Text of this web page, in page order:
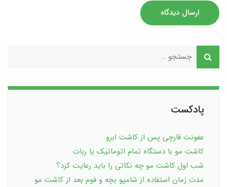
ارسال دیدگاه
پادکست
عفونت قارچی پس از کاشت ابرو
کاشت مو با دستگاه تمام اتوماتیک یا ربات
شب اول کاشت مو چه نکاتی را باید رعایت کرد؟
مدت زمان استفاده از شامپو بچه و فوم بعد از کاشت مو